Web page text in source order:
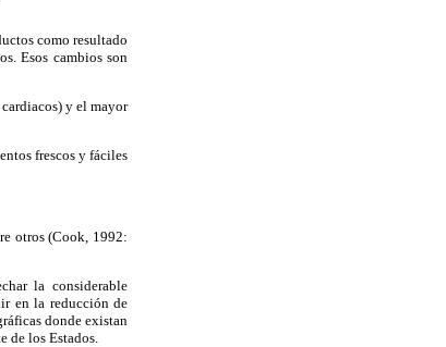
como resultado
Esos cambios son
y el mayor
frescos y fáciles
otros (Cook, 1992:
la considerable
en la reducción de
donde existan
de los Estados.